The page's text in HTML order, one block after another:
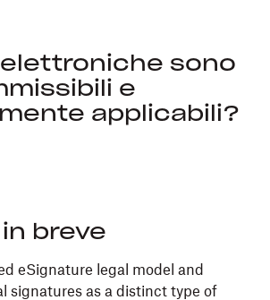
elettroniche sono
e
applicabili?
in breve
eSignature legal model and
signatures as a distinct type of